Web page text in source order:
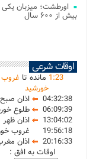
اورطشت؛ میزبان یکی
بیش از ۶۰۰ سال
اوقات شرعی
1:23 مانده تاغروب
خورشید
04:32:38
اذان صبح
06:09:39
طلوع
13:04:02
اذان ظهر
19:56:18
غروب
20:16:33
اذان
اوقات به افق :